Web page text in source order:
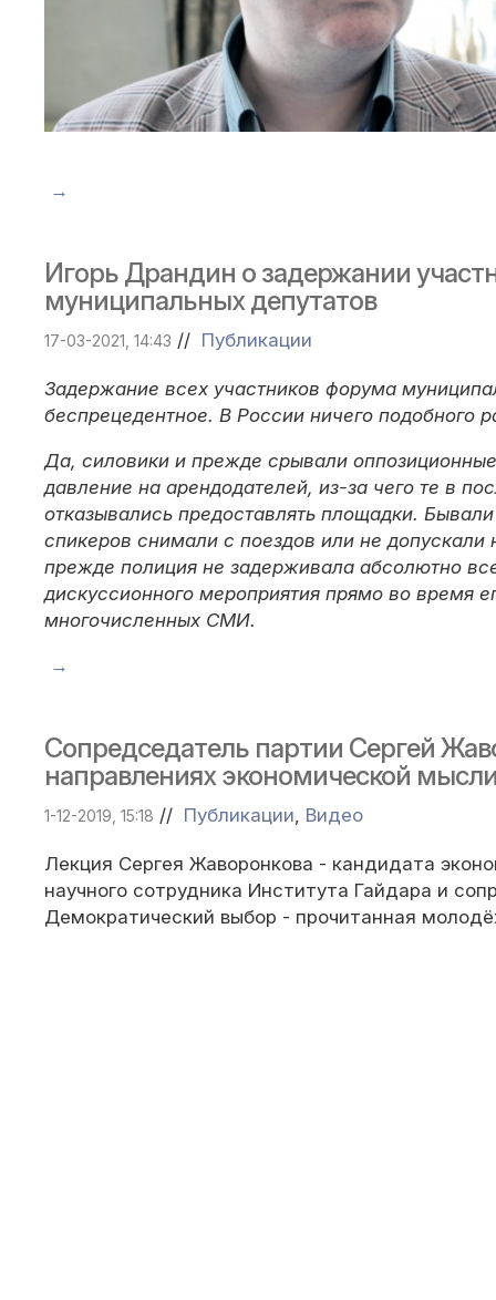
→
Игорь Драндин о задержании
муниципальных депутатов
17-03-2021, 14:43 // Публикации
Задержание всех участников форума
беспрецедентное. В России ничего подобного
Да, силовики и прежде срывали
давление на арендодателей, из-за чего те в
отказывались предоставлять площадки.
спикеров снимали с поездов или не допускали
прежде полиция не задерживала абсолютно
дискуссионного мероприятия прямо во время
многочисленных СМИ.
→
Сопредседатель партии Сергей
направлениях экономической
1-12-2019, 15:18 // Публикации Видео
Лекция Сергея Жаворонкова - кандидата
научного сотрудника Института Гайдара и
Демократический выбор - прочитанная